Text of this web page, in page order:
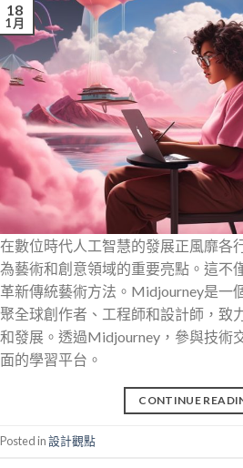
18
1 月
在數位時代人工智慧的發展正風靡各
為藝術和創意領域的重要亮點。這不
革新傳統藝術方法。Midjourney是一
聚全球創作者、工程師和設計師，致
和發展。透過Midjourney，參與技術
面的學習平台。
CONTINUE
Posted in設計觀點